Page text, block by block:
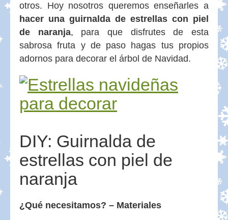
otros. Hoy nosotros queremos enseñarles a
hacer una guirnalda de estrellas con piel
de naranja, para que disfrutes de esta
sabrosa fruta y de paso hagas tus propios
adornos para decorar el árbol de Navidad.
DIY: Guirnalda de
estrellas con piel de
naranja
¿Qué necesitamos? – Materiales